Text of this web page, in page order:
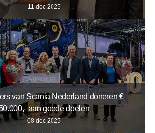
11 dec 2025
van Scania Nederland doneren €
aan goede doelen
08 dec 2025